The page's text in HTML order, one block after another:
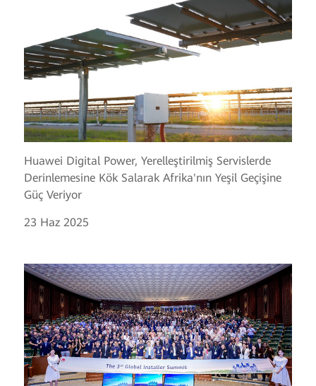
Huawei Digital Power, Yerelleştirilmiş Servislerde
Derinlemesine Kök Salarak Afrika'nın Yeşil Geçişine
Güç Veriyor
23 Haz 2025